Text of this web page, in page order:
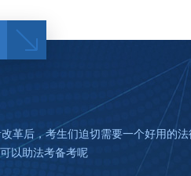
革后，考生们迫切需要一个好用的
以助法考备考呢